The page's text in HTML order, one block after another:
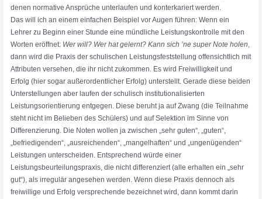
denen normative Ansprüche unterlaufen und konterkariert werden.
Das will ich an einem einfachen Beispiel vor Augen führen: Wenn ein
Lehrer zu Beginn einer Stunde eine mündliche Leistungskontrolle mit den
Worten eröffnet: Wer will? Wer hat gelernt? Kann sich ’ne super Note holen,
dann wird die Praxis der schulischen Leistungsfeststellung offensichtlich mit
Attributen versehen, die ihr nicht zukommen. Es wird Freiwilligkeit und
Erfolg (hier sogar außerordentlicher Erfolg) unterstellt. Gerade diese beiden
Unterstellungen aber laufen der schulisch institutionalisierten
Leistungsorientierung entgegen. Diese beruht ja auf Zwang (die Teilnahme
steht nicht im Belieben des Schülers) und auf Selektion im Sinne von
Differenzierung. Die Noten wollen ja zwischen „sehr guten“, „guten“,
„befriedigenden“, „ausreichenden“, „mangelhaften“ und „ungenügenden“
Leistungen unterscheiden. Entsprechend würde einer
Leistungsbeurteilungspraxis, die nicht differenziert (alle erhalten ein „sehr
gut“), als irregulär angesehen werden. Wenn diese Praxis dennoch als
freiwillige und Erfolg versprechende bezeichnet wird, dann kommt darin